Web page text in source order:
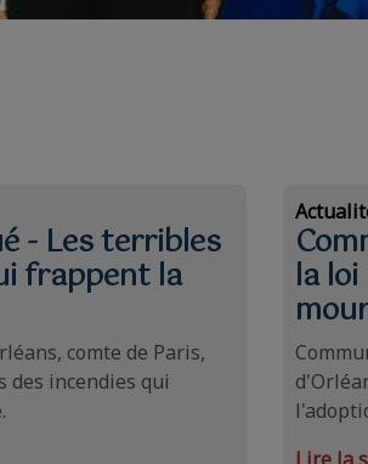
- Les terribles
frappent la
comte de Paris,
des incendies qui
la